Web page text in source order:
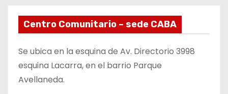
Centro Comunitario – sede CABA
Se ubica en la esquina de Av. Directorio 3998
esquina Lacarra, en el barrio Parque
Avellaneda.